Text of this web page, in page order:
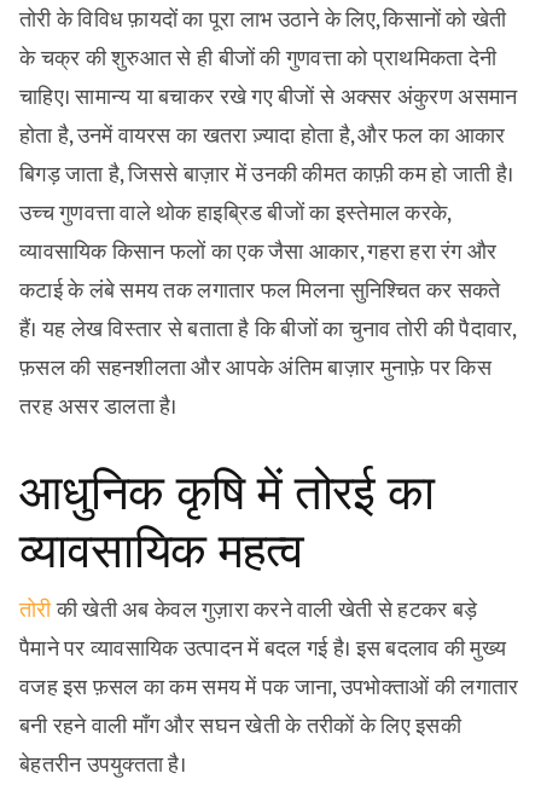
तोरी के विविध फ़ायदों का पूरा लाभ उठाने के लिए, किसानों को खेती
के चक्र की शुरुआत से ही बीजों की गुणवत्ता को प्राथमिकता देनी
चाहिए। सामान्य या बचाकर रखे गए बीजों से अक्सर अंकुरण असमान
होता है, उनमें वायरस का खतरा ज़्यादा होता है, और फल का आकार
बिगड़ जाता है, जिससे बाज़ार में उनकी कीमत काफ़ी कम हो जाती है।
उच्च गुणवत्ता वाले थोक हाइब्रिड बीजों का इस्तेमाल करके,
व्यावसायिक किसान फलों का एक जैसा आकार, गहरा हरा रंग और
कटाई के लंबे समय तक लगातार फल मिलना सुनिश्चित कर सकते
हैं। यह लेख विस्तार से बताता है कि बीजों का चुनाव तोरी की पैदावार,
फ़सल की सहनशीलता और आपके अंतिम बाज़ार मुनाफ़े पर किस
तरह असर डालता है।
आधुनिक कृषि में तोरई का
व्यावसायिक महत्व
तोरीकी खेती अब केवल गुज़ारा करने वाली खेती से हटकर बड़े
पैमाने पर व्यावसायिक उत्पादन में बदल गई है। इस बदलाव की मुख्य
वजह इस फ़सल का कम समय में पक जाना, उपभोक्ताओं की लगातार
बनी रहने वाली माँग और सघन खेती के तरीकों के लिए इसकी
बेहतरीन उपयुक्तता है।